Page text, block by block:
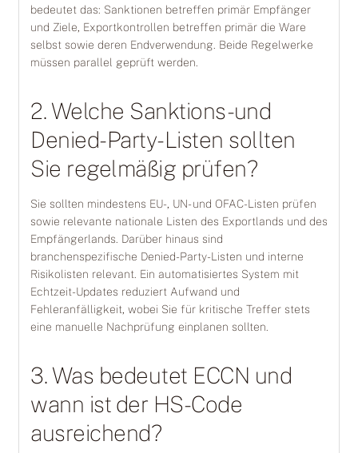
bedeutet das: Sanktionen betreffen primär Empfänger
und Ziele, Exportkontrollen betreffen primär die Ware
selbst sowie deren Endverwendung. Beide Regelwerke
müssen parallel geprüft werden.
2. Welche Sanktions- und
Denied-Party-Listen sollten
Sie regelmäßig prüfen?
Sie sollten mindestens EU-, UN- und OFAC-Listen prüfen
sowie relevante nationale Listen des Exportlands und des
Empfängerlands. Darüber hinaus sind
branchenspezifische Denied-Party-Listen und interne
Risiko­listen relevant. Ein automatisiertes System mit
Echtzeit-Updates reduziert Aufwand und
Fehleranfälligkeit, wobei Sie für kritische Treffer stets
eine manuelle Nachprüfung einplanen sollten.
3. Was bedeutet ECCN und
wann ist der HS-Code
ausreichend?